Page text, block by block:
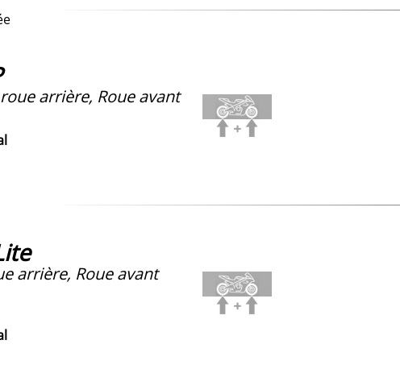
arrière, Roue avant
arrière, Roue avant